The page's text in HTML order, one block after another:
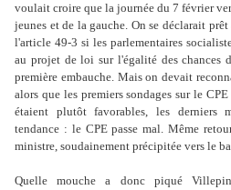
voulait croire que la journée du 7 février
jeunes et de la gauche. On se déclarait
l'article 49-3 si les parlementaires
au projet de loi sur l'égalité des chances
première embauche. Mais on devait
alors que les premiers sondages sur le
étaient plutôt favorables, les derniers
tendance : le CPE passe mal. Même
ministre, soudainement précipitée vers le
Quelle mouche a donc piqué